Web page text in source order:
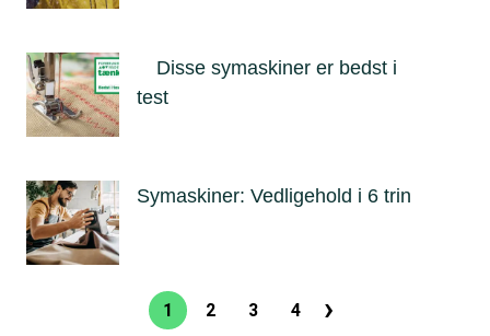
Disse symaskiner er bedst i
test
Symaskiner: Vedligehold i 6 trin
Sideinddeling
Nuværende
1 2 3
Side
4 ›